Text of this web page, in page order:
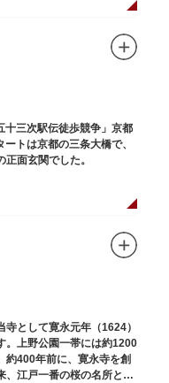
十三次駅伝徒歩競争」京都
トは京都の三条大橋で、
面玄関でした。
として寛永元年（1624）
。上野公園一帯には約1200
約400年前に、寛永寺を創
、江戸一番の桜の名所とし